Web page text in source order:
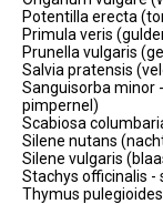
Potentilla erecta
Primula veris
Prunella vulgaris
Salvia pratensis
Sanguisorba minor
pimpernel)
Scabiosa
Silene nutans
Silene vulgaris
Stachys officinalis -
Thymus